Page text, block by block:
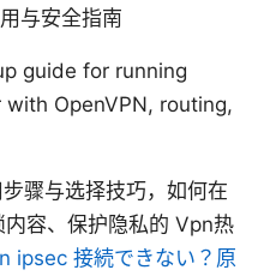
与安全指南
guide for running
OpenVPN, routing,
骤与选择技巧，如何在
容、保护隐私的 Vpn热
ipsec 接続できない？原